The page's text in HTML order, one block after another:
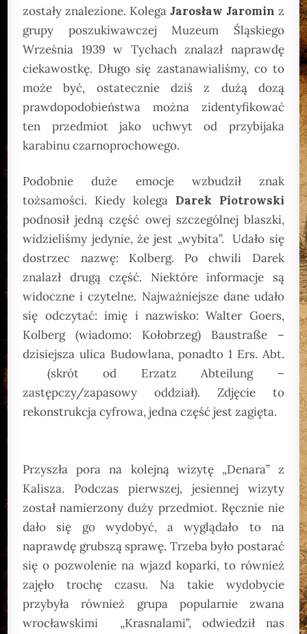
zostały znalezione. Kolega Jarosław Jaromin z
grupy poszukiwawczej Muzeum Śląskiego
Września 1939 w Tychach znalazł naprawdę
ciekawostkę. Długo się zastanawialiśmy, co to
może być, ostatecznie dziś z dużą dozą
prawdopodobieństwa można zidentyfikować
ten przedmiot jako uchwyt od przybijaka
karabinu czarnoprochowego.
Podobnie duże emocje wzbudził znak
tożsamości. Kiedy kolega Darek Piotrowski
podnosił jedną część owej szczególnej blaszki,
widzieliśmy jedynie, że jest „wybita”. Udało się
dostrzec nazwę: Kolberg. Po chwili Darek
znalazł drugą część. Niektóre informacje są
widoczne i czytelne. Najważniejsze dane udało
się odczytać: imię i nazwisko: Walter Goers,
Kolberg (wiadomo: Kołobrzeg) Baustraße –
dzisiejsza ulica Budowlana, ponadto 1 Ers. Abt.
(skrót od Erzatz Abteilung –
zastępczy/zapasowy oddział). Zdjęcie to
rekonstrukcja cyfrowa, jedna część jest zagięta.
Przyszła pora na kolejną wizytę „Denara” z
Kalisza. Podczas pierwszej, jesiennej wizyty
został namierzony duży przedmiot. Ręcznie nie
dało się go wydobyć, a wyglądało to na
naprawdę grubszą sprawę. Trzeba było postarać
się o pozwolenie na wjazd koparki, to również
zajęło trochę czasu. Na takie wydobycie
przybyła również grupa popularnie zwana
wrocławskimi „Krasnalami”, odwiedził nas